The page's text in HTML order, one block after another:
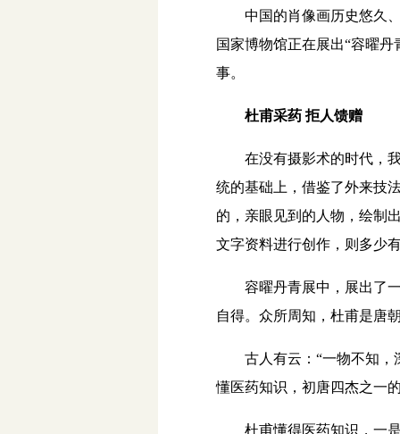
中国的肖像画历史悠久、
国家博物馆正在展出“容曜
事。
杜甫采药 拒人馈赠
在没有摄影术的时代，我
统的基础上，借鉴了外来技
的，亲眼见到的人物，绘制
文字资料进行创作，则多少
容曜丹青展中，展出了一
自得。众所周知，杜甫是唐
古人有云：“一物不知，深
懂医药知识，初唐四杰之一
杜甫懂得医药知识，一是